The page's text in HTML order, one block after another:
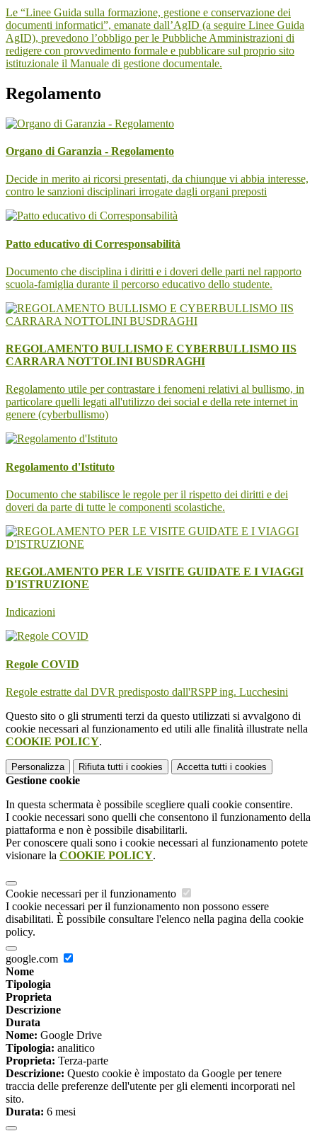
Le “Linee Guida sulla formazione, gestione e conservazione dei
documenti informatici”, emanate dall’AgID (a seguire Linee Guida
AgID), prevedono l’obbligo per le Pubbliche Amministrazioni di
redigere con provvedimento formale e pubblicare sul proprio sito
istituzionale il Manuale di gestione documentale.
Regolamento
Organo di Garanzia - Regolamento
Decide in merito ai ricorsi presentati, da chiunque vi abbia interesse,
contro le sanzioni disciplinari irrogate dagli organi preposti
Patto educativo di Corresponsabilità
Documento che disciplina i diritti e i doveri delle parti nel rapporto
scuola-famiglia durante il percorso educativo dello studente.
REGOLAMENTO BULLISMO E CYBERBULLISMO IIS
CARRARA NOTTOLINI BUSDRAGHI
Regolamento utile per contrastare i fenomeni relativi al bullismo, in
particolare quelli legati all'utilizzo dei social e della rete internet in
genere (cyberbullismo)
Regolamento d'Istituto
Documento che stabilisce le regole per il rispetto dei diritti e dei
doveri da parte di tutte le componenti scolastiche.
REGOLAMENTO PER LE VISITE GUIDATE E I VIAGGI
D'ISTRUZIONE
Indicazioni
Regole COVID
Regole estratte dal DVR predisposto dall'RSPP ing. Lucchesini
Questo sito o gli strumenti terzi da questo utilizzati si avvalgono di
cookie necessari al funzionamento ed utili alle finalità illustrate nella
COOKIE POLICY.
Personalizza Rifiuta tutti i cookies Accetta tutti i cookies
Gestione cookie
In questa schermata è possibile scegliere quali cookie consentire.
I cookie necessari sono quelli che consentono il funzionamento della
piattaforma e non è possibile disabilitarli.
Per conoscere quali sono i cookie necessari al funzionamento potete
visionare la COOKIE POLICY.
Cookie necessari per il funzionamento
I cookie necessari per il funzionamento non possono essere
disabilitati. È possibile consultare l'elenco nella pagina della cookie
policy.
google.com
Nome
Tipologia
Proprieta
Descrizione
Durata
Nome: Google Drive
Tipologia: analitico
Proprieta: Terza-parte
Descrizione: Questo cookie è impostato da Google per tenere
traccia delle preferenze dell'utente per gli elementi incorporati nel
sito.
Durata: 6 mesi